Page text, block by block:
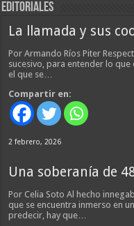
EDITORIALES
La llamada y sus
Por Armando Ríos Piter
sucesivo, para entender lo
el que se…
Compartir en:
2 febrero, 2026
Una soberanía de
Por Celia Soto Al hecho
que se encuentra inmerso en
predecir, hay que…